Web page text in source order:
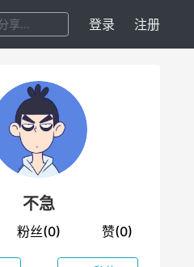
登录 注册
不急
粉丝(0) 赞(0)